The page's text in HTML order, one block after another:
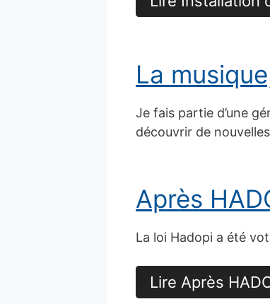
La
Je fais partie d’une
découvrir de
Après
La loi Hadopi a été
Lire Après